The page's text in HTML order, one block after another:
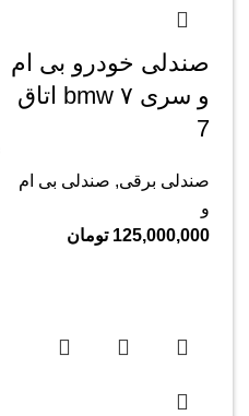
صندلی خودرو بی ام
و سری ۷ bmw اتاق
‌7
صندلی برقی, صندلی بی ام
و
125,000,000 تومان